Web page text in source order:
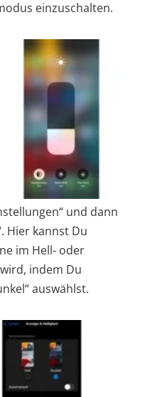
einzuschalten.
und dann
Hier kannst Du
im Hell- oder
indem Du
auswählst.